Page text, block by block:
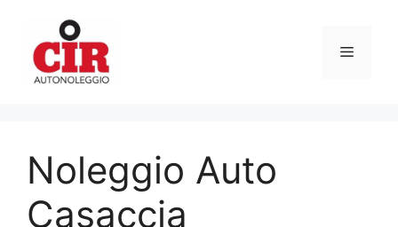
contenuto
Menu
Noleggio Auto
Casaccia